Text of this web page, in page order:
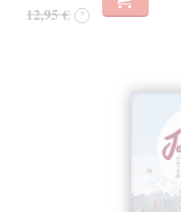
12,95 € ?